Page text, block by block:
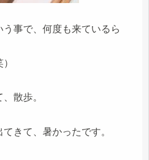
事で、何度も来ているら
散歩。
きて、暑かったです。